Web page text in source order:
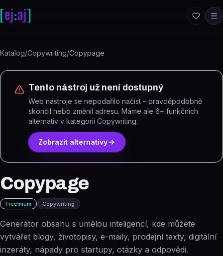
Katalog/Copywriting/Copypage
Tento nástroj už není dostupný
Web nástroje se nepodařilo načíst – pravděpodobně
skončil nebo změnil adresu. Máme ale 6+ funkčních
alternativ v kategorii Copywriting.
Zobrazit alternativy
Copypage
Freemium Copywriting
Generátor obsahu s umělou inteligencí, kde můžete
vytvářet blogy, životopisy, e-maily, prodejní texty, digitální
inzeráty, nápady pro startupy, otázky a odpovědi.